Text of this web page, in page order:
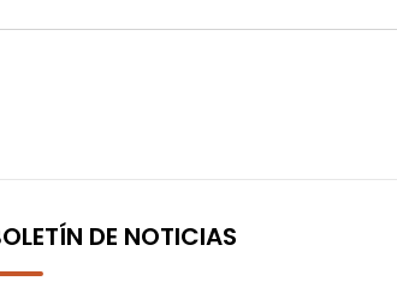
DE NOTICIAS